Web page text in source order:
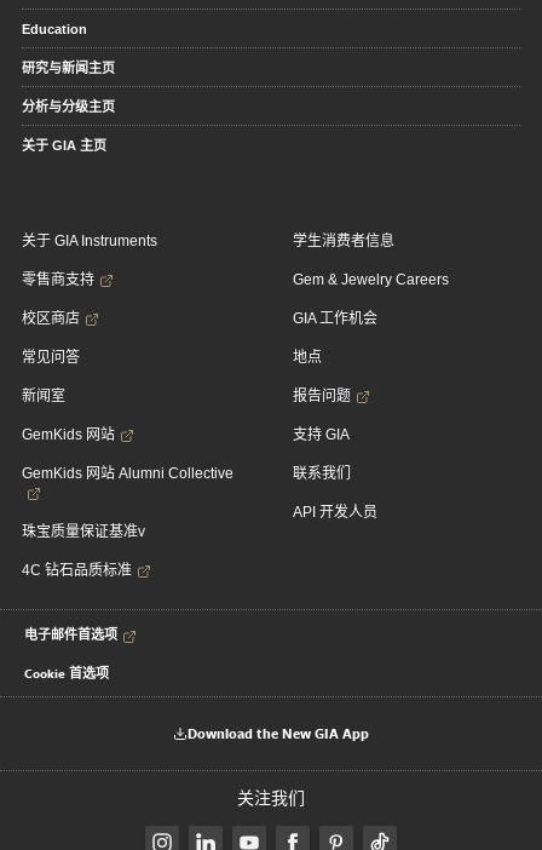
Education
研究与新闻主页
分析与分级主页
关于 GIA 主页
关于 GIA Instruments
零售商支持
校区商店
常见问答
新闻室
GemKids 网站
GemKids 网站 Alumni Collective
珠宝质量保证基准v
4C 钻石品质标准
学生消费者信息
Gem & Jewelry Careers
GIA 工作机会
地点
报告问题
支持 GIA
联系我们
API 开发人员
电子邮件首选项
Cookie 首选项
Download the New GIA App
关注我们